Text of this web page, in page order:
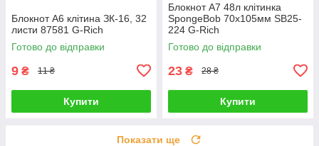
Блокнот А6 клітина ЗК-16, 32
листи 87581 G-Rich
Готово до відправки
9 ₴ 11 ₴
Купити
Блокнот А7 48л клітинка
SpongeBob 70х105мм SB25-
224 G-Rich
Готово до відправки
23 ₴ 28 ₴
Купити
Показати ще